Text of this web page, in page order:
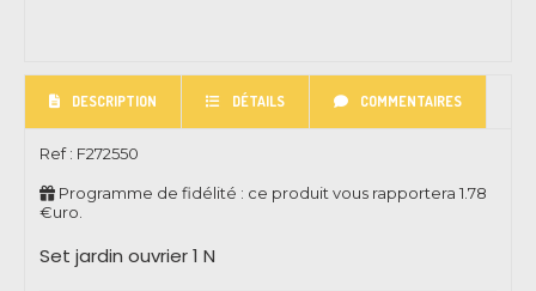
DESCRIPTION DÉTAILS COMMENTAIRES
Ref : F272550
Programme de fidélité : ce produit vous rapportera 1.78
€uro.
Set jardin ouvrier 1 N